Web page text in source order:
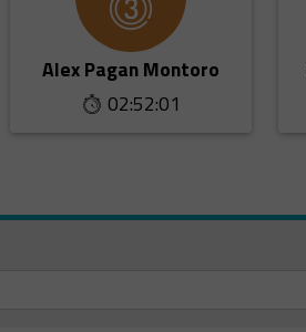
Alex Pagan Montoro
02:52:01